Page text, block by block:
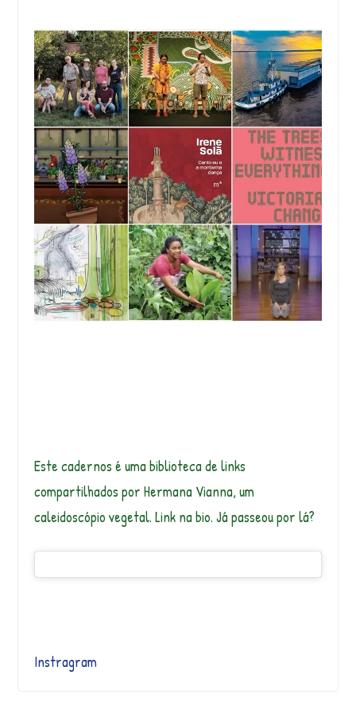
Este cadernos é uma biblioteca de links
compartilhados por Hermana Vianna, um
caleidoscópio vegetal. Link na bio. Já passeou por lá?
Instragram